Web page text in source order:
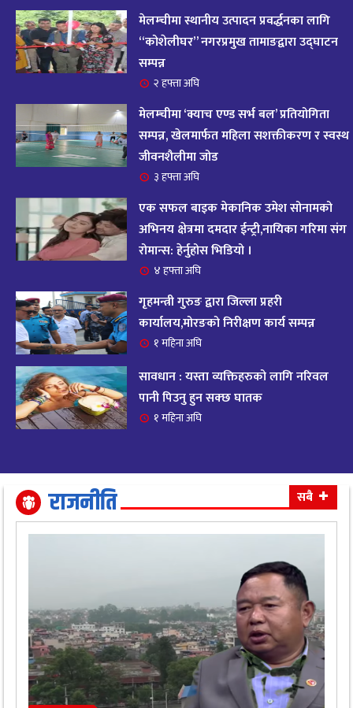
१४ आज २०८२ साल भदौ १६ गते सोमबारको राशिफल
११ महिना अघि
१५
आजको राशिफल : २०८२ भदौ १२ गते बिहीवार, २८
अगस्ट २०२५
११ महिना अघि
१६ आजको राशिफल – २०८२ साल भाद्र १० गते, मंगलबार
१७ आजको राशिफल – २०८२ साल भाद्र १० गते, मंगलबार
११ महिना अघि
१८
आजको राशिफल : आइतवार, ८ भदौ २०८२ (२४ अगस्ट
२०२५)
११ महिना अघि
१९ आजको राशिफल २०८२ भदाै ४ गते, बुधवार
११ महिना अघि
धैर्यले सफलता मिल्नेछ
११ महिना अघि
मेलम्चीमा स्थानीय उत्पादन प्रवर्द्धनका लागि
“कोशेलीघर” नगरप्रमुख तामाङद्वारा उद्घाटन
सम्पन्न
२ हफ्ता अघि
मेलम्चीमा ‘क्याच एण्ड सर्भ बल’ प्रतियोगिता
सम्पन्न, खेलमार्फत महिला सशक्तीकरण र स्वस्थ
जीवनशैलीमा जोड
३ हफ्ता अघि
एक सफल बाइक मेकानिक उमेश सोनामको
अभिनय क्षेत्रमा दमदार ईन्ट्री,नायिका गरिमा संग
रोमान्स: हेर्नुहोस भिडियो ।
४ हफ्ता अघि
गृहमन्त्री गुरुङ द्वारा जिल्ला प्रहरी
कार्यालय,मोरङको निरीक्षण कार्य सम्पन्न
१ महिना अघि
सावधान : यस्ता व्यक्तिहरुको लागि नरिवल
पानी पिउनु हुन सक्छ घातक
१ महिना अघि
राजनीति सबै